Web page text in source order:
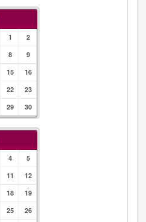
1
2
8
9
15
16
22
23
29 30
4
5
11
12
18
19
25
26